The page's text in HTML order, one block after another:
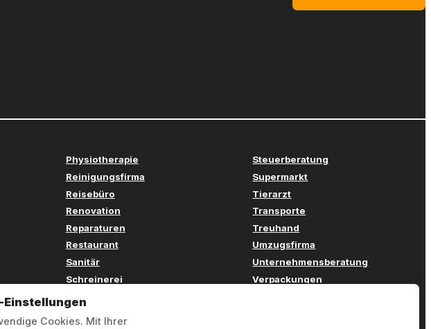
Physiotherapie
Reinigungsfirma
Reisebüro
Renovation
Reparaturen
Restaurant
Sanitär
Schreinerei
Steuerberatung
Supermarkt
Tierarzt
Transporte
Treuhand
Umzugsfirma
Unternehmensberatung
Verpackungen
Einstellungen
Cookies. Mit Ihrer